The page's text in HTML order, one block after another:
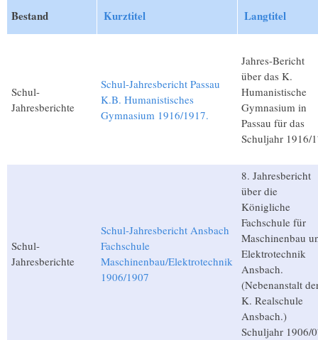
Bestand Kurztitel Langtitel
Schul-
Jahresberichte
Schul-Jahresbericht Passau
K.B. Humanistisches
Gymnasium 1916/1917.
Jahres-Bericht
über das K.
Humanistische
Gymnasium in
Passau für das
Schuljahr 1916/
Schul-
Jahresberichte
Schul-Jahresbericht Ansbach
Fachschule
Maschinenbau/Elektrotechnik
1906/1907
8. Jahresbericht
über die
Königliche
Fachschule für
Maschinenbau
Elektrotechnik
Ansbach.
(Nebenanstalt
K. Realschule
Ansbach.)
Schuljahr 1906/